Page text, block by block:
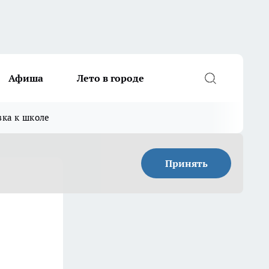
Афиша Лето в городе
к школе
Принять